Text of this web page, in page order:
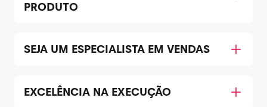
PRODUTO
SEJA UM ESPECIALISTA EM VENDAS
EXCELÊNCIA NA EXECUÇÃO